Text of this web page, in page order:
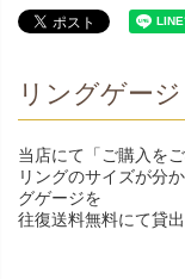
リングゲー
当店にて「ご購入を
リングのサイズが分
グゲージを
往復送料無料にて貸出